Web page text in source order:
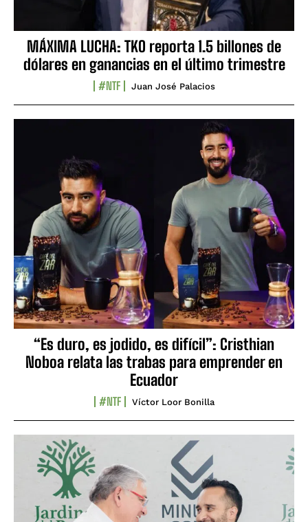
MÁXIMA LUCHA: TKO reporta 1.5 billones de
dólares en ganancias en el último trimestre
#NTF Juan José Palacios
“Es duro, es jodido, es difícil”: Cristhian
Noboa relata las trabas para emprender en
Ecuador
#NTF Víctor Loor Bonilla